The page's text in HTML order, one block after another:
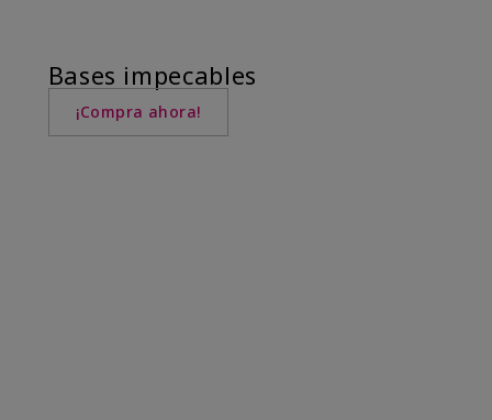
Bases impecables
¡Compra ahora!